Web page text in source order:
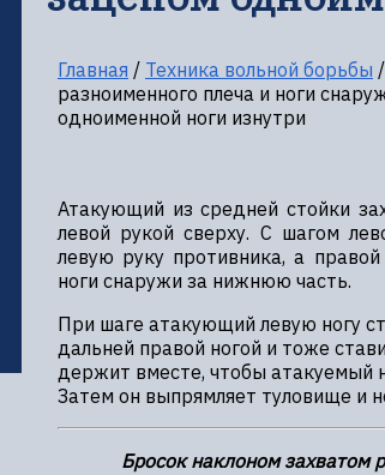
Главная / Техника вольной борьбы /
разноименного плеча и ноги
одноименной ноги изнутри
Атакующий из средней стойки
левой рукой сверху. С шагом
левую руку противника, а
ноги снаружи за нижнюю часть.
При шаге атакующий левую ногу
дальней правой ногой и тоже
держит вместе, чтобы атакуемый
Затем он выпрямляет туловище и
Бросок наклоном захватом